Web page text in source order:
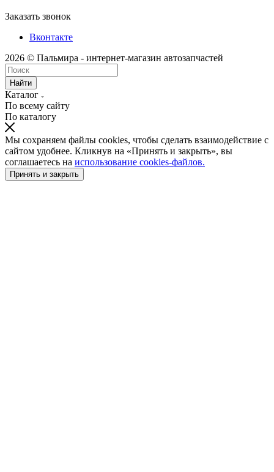
Заказать звонок
Вконтакте
2026 © Пальмира - интернет-магазин автозапчастей
Найти
Каталог
По всему сайту
По каталогу
Мы сохраняем файлы cookies, чтобы сделать взаимодействие с
сайтом удобнее. Кликнув на «Принять и закрыть», вы
соглашаетесь на использование cookies-файлов.
Принять и закрыть